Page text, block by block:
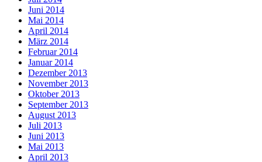
Juni 2014
Mai 2014
April 2014
März 2014
Februar 2014
Januar 2014
Dezember 2013
November 2013
Oktober 2013
September 2013
August 2013
Juli 2013
Juni 2013
Mai 2013
April 2013